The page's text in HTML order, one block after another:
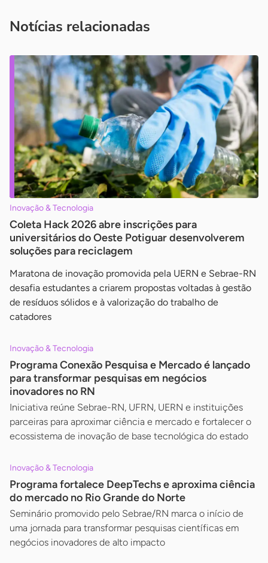
Notícias relacionadas
Inovação & Tecnologia
Coleta Hack 2026 abre inscrições para
universitários do Oeste Potiguar desenvolverem
soluções para reciclagem
Maratona de inovação promovida pela UERN e Sebrae-RN
desafia estudantes a criarem propostas voltadas à gestão
de resíduos sólidos e à valorização do trabalho de
catadores
Inovação & Tecnologia
Programa Conexão Pesquisa e Mercado é lançado
para transformar pesquisas em negócios
inovadores no RN
Iniciativa reúne Sebrae-RN, UFRN, UERN e instituições
parceiras para aproximar ciência e mercado e fortalecer o
ecossistema de inovação de base tecnológica do estado
Inovação & Tecnologia
Programa fortalece DeepTechs e aproxima ciência
do mercado no Rio Grande do Norte
Seminário promovido pelo Sebrae/RN marca o início de
uma jornada para transformar pesquisas científicas em
negócios inovadores de alto impacto